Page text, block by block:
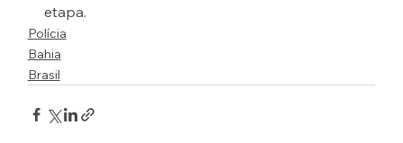
etapa.
Polícia
Bahia
Brasil